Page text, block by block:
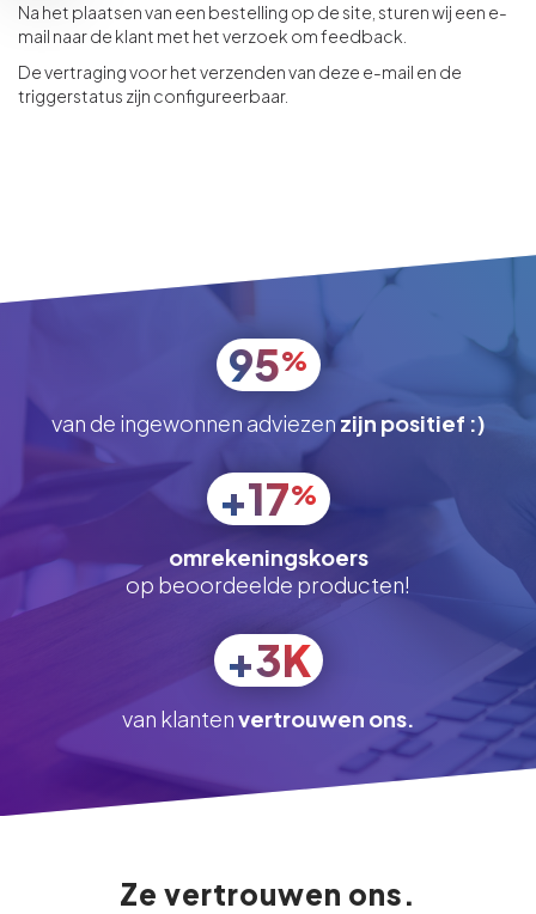
Na het plaatsen van een bestelling op de site, sturen wij een e-
mail naar de klant met het verzoek om feedback.
De vertraging voor het verzenden van deze e-mail en de
triggerstatus zijn configureerbaar.
95%
van de ingewonnen adviezenzijn positief :)
+17%
omrekeningskoers
op beoordeelde producten!
+3K
van klantenvertrouwen ons.
Ze vertrouwen ons.